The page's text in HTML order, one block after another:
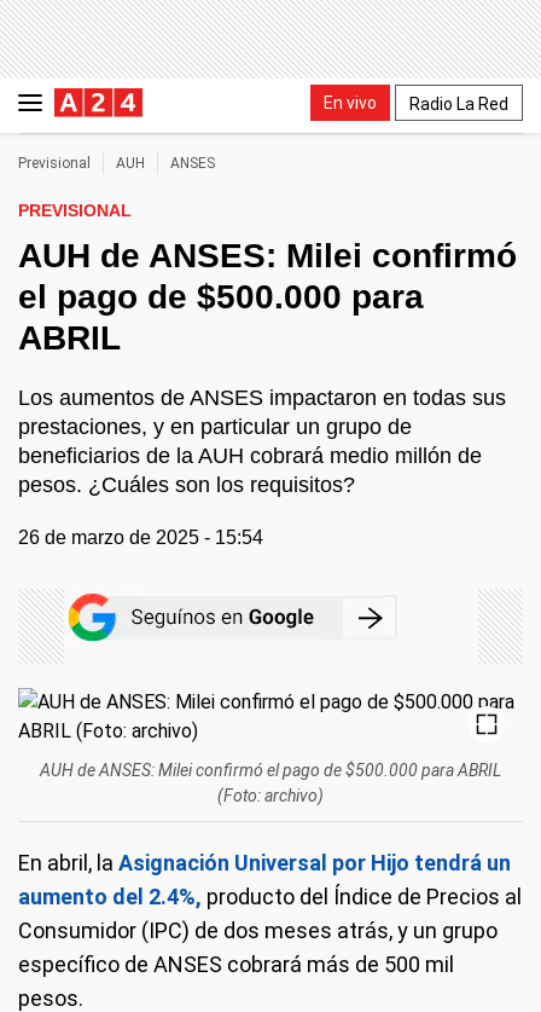
En vivo Radio La Red
Previsional AUH ANSES
PREVISIONAL
AUH de ANSES: Milei confirmó
el pago de $500.000 para
ABRIL
Los aumentos de ANSES impactaron en todas sus
prestaciones, y en particular un grupo de
beneficiarios de la AUH cobrará medio millón de
pesos. ¿Cuáles son los requisitos?
26 de marzo de 2025 - 15:54
AUH de ANSES: Milei confirmó el pago de $500.000 para ABRIL
(Foto: archivo)
En abril, la Asignación Universal por Hijo tendrá un
aumento del 2.4%, producto del Índice de Precios al
Consumidor (IPC) de dos meses atrás, y un grupo
específico de ANSES cobrará más de 500 mil
pesos.